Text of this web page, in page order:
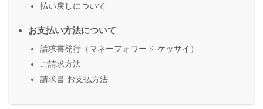
払い戻しについて
お支払い方法について
請求書発行（マネーフォワード ケッサイ）
ご請求方法
請求書 お支払方法